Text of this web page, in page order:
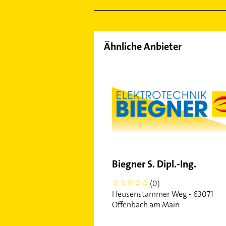
Seckbach
Sindlingen
Westend-Süd
Zeilsheim
Ähnliche Anbieter
Biegner S. Dipl.-Ing.
0
(0)
Heusenstammer Weg • 63071
Offenbach am Main